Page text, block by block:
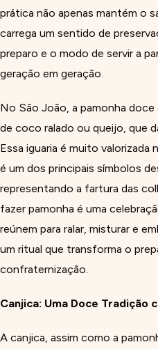
prática não apenas mantém o
carrega um sentido de
preparo e o modo de servir a
geração em geração.
No São João, a pamonha
de coco ralado ou queijo, que
Essa iguaria é muito
é um dos principais símbolos
representando a fartura das
fazer pamonha é uma
reúnem para ralar, misturar e
um ritual que transforma o
confraternização.
Canjica: Uma Doce Tradição
A canjica, assim como a